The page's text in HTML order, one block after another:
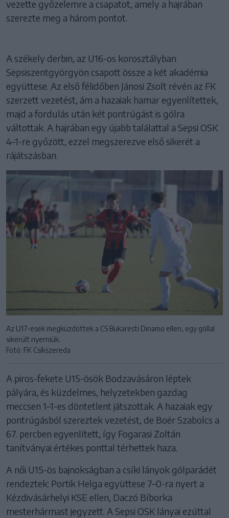
vezette győzelemre a csapatot, amely a hajrában
szerezte meg a három pontot.
A székely derbin, az U16-os korosztályban
Sepsiszentgyörgyön csapott össze a két akadémia
együttese. Az első félidőben Jánosi Zsolt révén az FK
szerzett vezetést, ám a hazaiak hamar egyenlítettek,
majd a fordulás után két pontrúgást is gólra
váltottak. A hajrában egy újabb találattal a Sepsi OSK
4–1-re győzött, ezzel megszerezve első sikerét a
rájátszásban.
Az U17-esek megküzdöttek a CS Bukaresti Dinamo ellen, egy góllal
sikerült nyerniük.
Fotó: FK Csíkszereda
A piros-fekete U15-ösök Bodzavásáron léptek
pályára, és küzdelmes, helyzetekben gazdag
meccsen 1–1-es döntetlent játszottak. A hazaiak egy
pontrúgásból szereztek vezetést, de Boér Szabolcs a
67. percben egyenlített, így Fogarasi Zoltán
tanítványai értékes ponttal térhettek haza.
A női U15-ös bajnokságban a csíki lányok gólparádét
rendeztek: Portik Helga együttese 7–0-ra nyert a
Kézdivásárhelyi KSE ellen, Daczó Bíborka
mesterhármast jegyzett. A Sepsi OSK lányai ezúttal